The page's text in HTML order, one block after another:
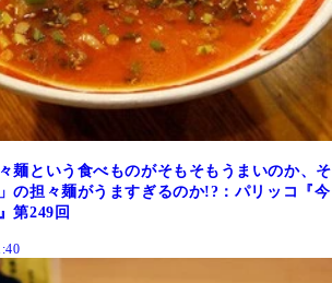
麺という食べものがそもそもうまいのか、そ
の担々麺がうますぎるのか!?：パリッコ『今
第249回